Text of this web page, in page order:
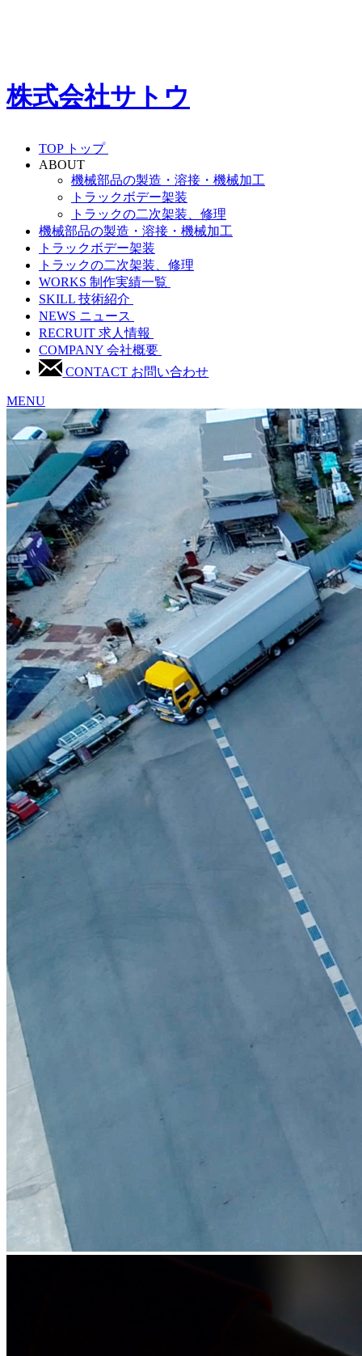
株式会社サトウ
TOP トップ
ABOUT
機械部品の製造・溶接・機械加工
トラックボデー架装
トラックの二次架装、修理
機械部品の製造・溶接・機械加工
トラックボデー架装
トラックの二次架装、修理
WORKS 制作実績一覧
SKILL 技術紹介
NEWS ニュース
RECRUIT 求人情報
COMPANY 会社概要
CONTACT お問い合わせ
MENU